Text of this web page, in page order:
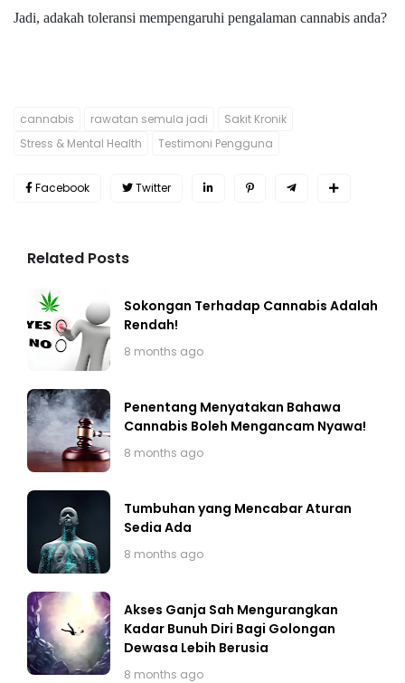
Jadi, adakah toleransi mempengaruhi pengalaman cannabis anda?
cannabis rawatan semula jadi
Sakit Kronik
Stress & Mental Health
Testimoni Pengguna
Facebook Twitter
Related Posts
Sokongan Terhadap Cannabis Adalah
Rendah!
8 months ago
Penentang Menyatakan Bahawa
Cannabis Boleh Mengancam Nyawa!
8 months ago
Tumbuhan yang Mencabar Aturan
Sedia Ada
8 months ago
Akses Ganja Sah Mengurangkan
Kadar Bunuh Diri Bagi Golongan
Dewasa Lebih Berusia
8 months ago